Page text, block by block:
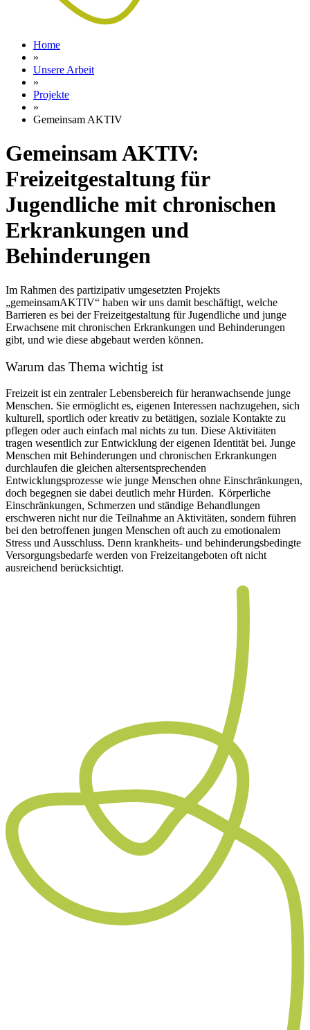
Home
»
Unsere Arbeit
»
Projekte
»
Gemeinsam AKTIV
Gemeinsam AKTIV:
Freizeitgestaltung für
Jugendliche mit chronischen
Erkrankungen und
Behinderungen
Im Rahmen des partizipativ umgesetzten Projekts
„gemeinsamAKTIV“ haben wir uns damit beschäftigt, welche
Barrieren es bei der Freizeitgestaltung für Jugendliche und junge
Erwachsene mit chronischen Erkrankungen und Behinderungen
gibt, und wie diese abgebaut werden können.
Warum das Thema wichtig ist
Freizeit ist ein zentraler Lebensbereich für heranwachsende junge
Menschen. Sie ermöglicht es, eigenen Interessen nachzugehen, sich
kulturell, sportlich oder kreativ zu betätigen, soziale Kontakte zu
pflegen oder auch einfach mal nichts zu tun. Diese Aktivitäten
tragen wesentlich zur Entwicklung der eigenen Identität bei. Junge
Menschen mit Behinderungen und chronischen Erkrankungen
durchlaufen die gleichen altersentsprechenden
Entwicklungsprozesse wie junge Menschen ohne Einschränkungen,
doch begegnen sie dabei deutlich mehr Hürden. Körperliche
Einschränkungen, Schmerzen und ständige Behandlungen
erschweren nicht nur die Teilnahme an Aktivitäten, sondern führen
bei den betroffenen jungen Menschen oft auch zu emotionalem
Stress und Ausschluss. Denn krankheits- und behinderungsbedingte
Versorgungsbedarfe werden von Freizeitangeboten oft nicht
ausreichend berücksichtigt.